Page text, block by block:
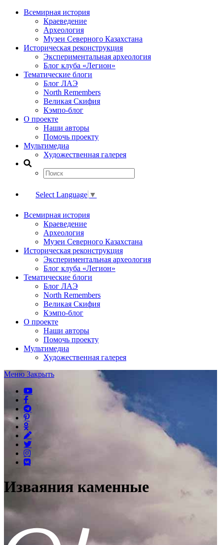
Всемирная история
Краеведение
Археология
Музеи Северного Казахстана
Историческая реконструкция
Экспериментальная археология
Блог клуба «Легион»
Тематические блоги
Блог ЛАЭ
North Remembers
Великая Скифия
Кэмпо-блог
О проекте
Наши авторы
Помочь проекту
Мультимедиа
Художественная галерея
Select Language ▼
Всемирная история
Краеведение
Археология
Музеи Северного Казахстана
Историческая реконструкция
Экспериментальная археология
Блог клуба «Легион»
Тематические блоги
Блог ЛАЭ
North Remembers
Великая Скифия
Кэмпо-блог
О проекте
Наши авторы
Помочь проекту
Мультимедиа
Художественная галерея
Меню Закрыть
Изваяния каменные